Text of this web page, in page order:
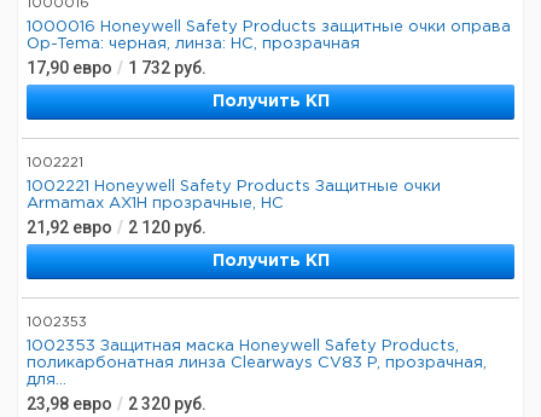
1000016
1000016 Honeywell Safety Products защитные очки оправа
Op-Tema: черная, линза: HC, прозрачная
17,90 евро / 1 732 руб.
Получить КП
1002221
1002221 Honeywell Safety Products Защитные очки
Armamax AX1H прозрачные, HC
21,92 евро / 2 120 руб.
Получить КП
1002353
1002353 Защитная маска Honeywell Safety Products,
поликарбонатная линза Clearways CV83 P, прозрачная,
для...
23,98 евро / 2 320 руб.